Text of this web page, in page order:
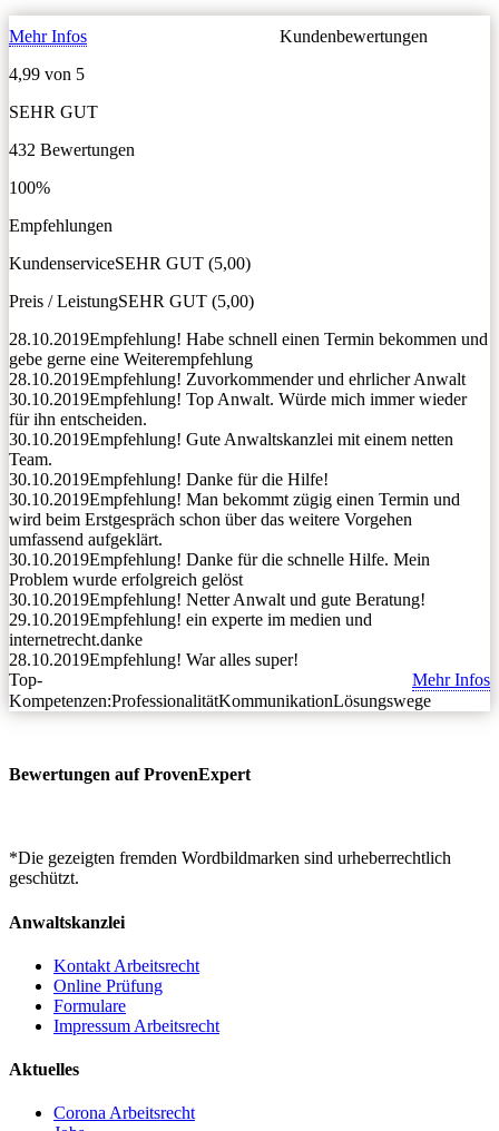
Mehr Infos
Kundenbewertungen
4,99 von 5
SEHR GUT
432 Bewertungen
100%
Empfehlungen
KundenserviceSEHR GUT (5,00)
Preis / LeistungSEHR GUT (5,00)
28.10.2019Empfehlung! Habe schnell einen Termin bekommen und
gebe gerne eine Weiterempfehlung
28.10.2019Empfehlung! Zuvorkommender und ehrlicher Anwalt
30.10.2019Empfehlung! Top Anwalt. Würde mich immer wieder
für ihn entscheiden.
30.10.2019Empfehlung! Gute Anwaltskanzlei mit einem netten
Team.
30.10.2019Empfehlung! Danke für die Hilfe!
30.10.2019Empfehlung! Man bekommt zügig einen Termin und
wird beim Erstgespräch schon über das weitere Vorgehen
umfassend aufgeklärt.
30.10.2019Empfehlung! Danke für die schnelle Hilfe. Mein
Problem wurde erfolgreich gelöst
30.10.2019Empfehlung! Netter Anwalt und gute Beratung!
29.10.2019Empfehlung! ein experte im medien und
internetrecht.danke
28.10.2019Empfehlung! War alles super!
Mehr Infos
Top-
Kompetenzen:ProfessionalitätKommunikationLösungswege
Bewertungen auf ProvenExpert
*Die gezeigten fremden Wordbildmarken sind urheberrechtlich
geschützt.
Anwaltskanzlei
Kontakt Arbeitsrecht
Online Prüfung
Formulare
Impressum Arbeitsrecht
Aktuelles
Corona Arbeitsrecht